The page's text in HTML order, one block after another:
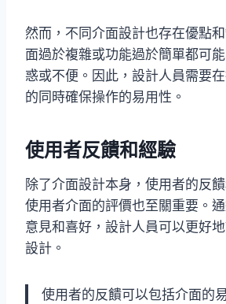
然而，不同介面設計也存在優點
面過於複雜或功能過於簡單都可
惑或不便。因此，設計人員需要
的同時確保操作的易用性。
使用者反饋和經驗
除了介面設計本身，使用者的反
使用者介面的評價也至關重要。
意見和喜好，設計人員可以更好
設計。
使用者的反饋可以包括介面的